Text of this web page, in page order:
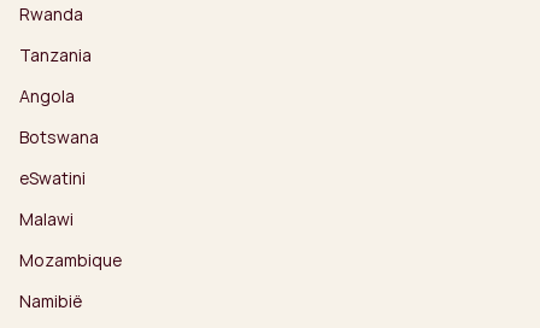
Rwanda
Tanzania
Angola
Botswana
eSwatini
Malawi
Mozambique
Namibië